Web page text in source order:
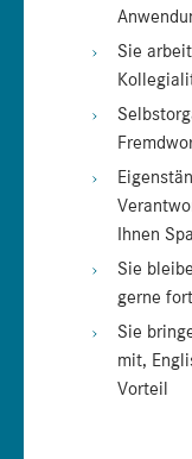
Sie
Ihnen
Sie
gerne fort
Sie
mit,
Vorteil